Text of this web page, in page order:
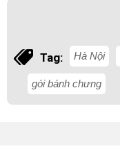
Tag: Hà Nội
gói bánh chưng